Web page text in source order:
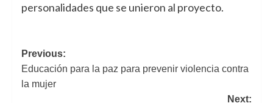
personalidades que se unieron al proyecto.
Navegación
de
entradas
Previous:
Educación para la paz para prevenir violencia contra
la mujer
Next: